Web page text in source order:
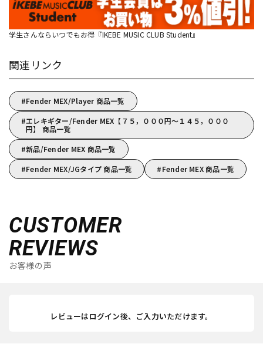
学生さんならいつでもお得『IKEBE MUSIC CLUB Student』
関連リンク
Fender MEX/Player 商品一覧
エレキギター/Fender MEX【７５，０００円～１４５，０００
円】 商品一覧
新品/Fender MEX 商品一覧
Fender MEX/JGタイプ 商品一覧
Fender MEX 商品一覧
CUSTOMER
REVIEWS
お客様の声
レビューはログイン後、ご入力いただけます。